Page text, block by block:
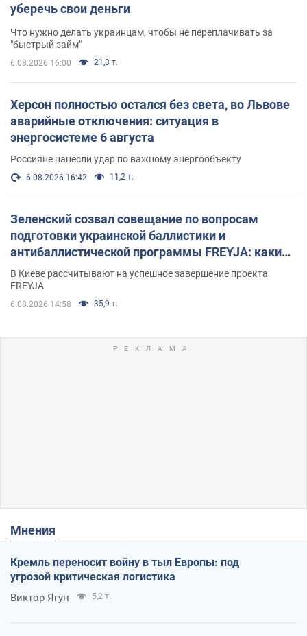
уберечь свои деньги
Что нужно делать украинцам, чтобы не переплачивать за
"быстрый займ"
6.08.2026 16:00 21,3 т.
Херсон полностью остался без света, во Львове
аварийные отключения: ситуация в
энергосистеме 6 августа
Россияне нанесли удар по важному энергообъекту
6.08.2026 16:42 11,2 т.
Зеленский созвал совещание по вопросам
подготовки украинской баллистики и
антибаллистической программы FREYJA: какие
решения готовятся
В Киеве рассчитывают на успешное завершение проекта
FREYJA
6.08.2026 14:58 35,9 т.
Мнения
Кремль переносит войну в тыл Европы: под
угрозой критическая логистика
Виктор Ягун 5,2 т.